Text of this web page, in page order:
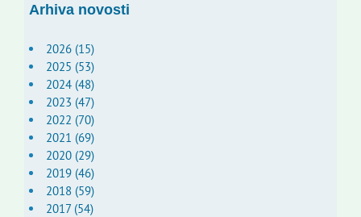
Arhiva novosti
2026 (15)
2025 (53)
2024 (48)
2023 (47)
2022 (70)
2021 (69)
2020 (29)
2019 (46)
2018 (59)
2017 (54)